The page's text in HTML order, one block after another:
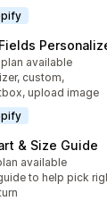
plan available
custom,
upload image
& Size Guide
available
to help pick